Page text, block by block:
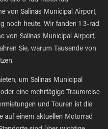
von Salinas Municipal Airport,
noch heute. Wir fanden 1 3-rad
von Salinas Municipal Airport,
Sie, warum Tausende von
um Salinas Municipal
eine mehrtägige Traumreise
und Touren ist die
auf einem aktuellen Motorrad